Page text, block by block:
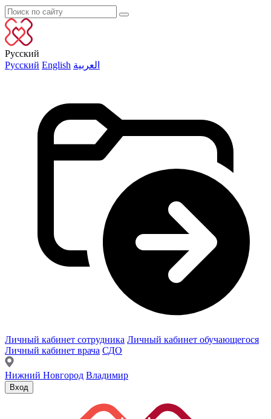
Русский
Русский English العربية
Личный кабинет сотрудника Личный кабинет обучающегося
Личный кабинет врача СДО
Нижний Новгород Владимир
Вход